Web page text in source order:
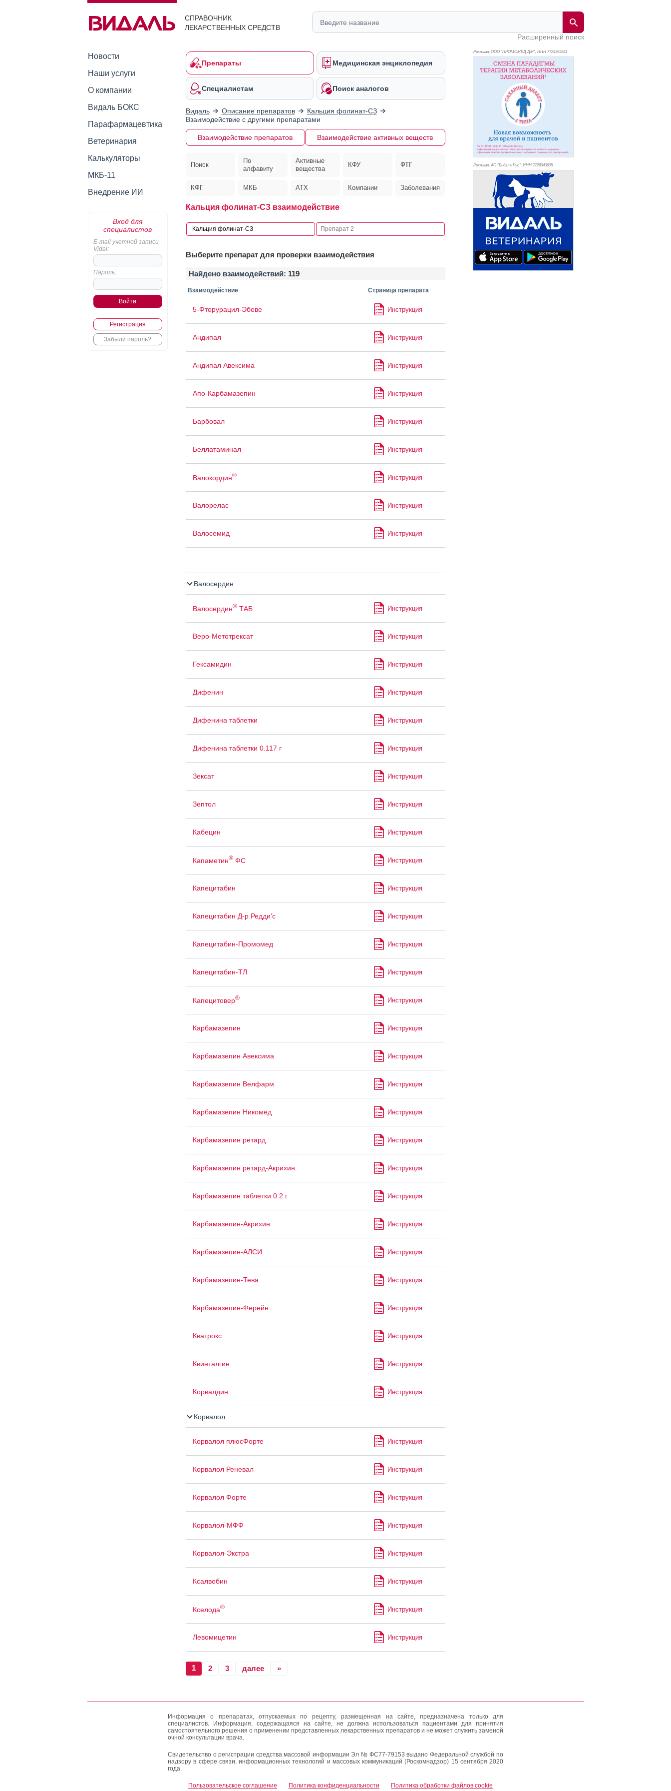
СПРАВОЧНИК
ЛЕКАРСТВЕННЫХ СРЕДСТВ
Расширенный поиск
Новости
Наши услуги
О компании
Видаль БОКС
Парафармацевтика
Ветеринария
Калькуляторы
МКБ-11
Внедрение ИИ
Вход для
специалистов
E-mail учетной записи
Vidal:
Пароль:
Регистрация
Забыли пароль?
Препараты Медицинская энциклопедия
Специалистам Поиск аналогов
Видаль Описание препаратов
Кальция фолинат-СЗ
Взаимодействие с другими препаратами
Взаимодействие препаратов Взаимодействие активных веществ
Поиск
По
алфавиту
Активные
вещества
КФУ ФТГ
КФГ МКБ АТХ Компании Заболевания
Кальция фолинат-СЗ взаимодействие
Выберите препарат для проверки взаимодействия
Найдено взаимодействий: 119
Взаимодействие Страница препарата
5-Фторурацил-Эбеве Инструкция
Андипал Инструкция
Андипал Авексима Инструкция
Апо-Карбамазепин Инструкция
Барбовал Инструкция
Беллатаминал Инструкция
Валокордин® Инструкция
Валорелас Инструкция
Валосемид Инструкция
Валосердин
Валосердин®ТАБ Инструкция
Веро-Метотрексат Инструкция
Гексамидин Инструкция
Дифенин Инструкция
Дифенина таблетки Инструкция
Дифенина таблетки 0.117 г Инструкция
Зексат Инструкция
Зептол Инструкция
Кабецин Инструкция
Капаметин®ФС Инструкция
Капецитабин Инструкция
Капецитабин Д-р Редди'с Инструкция
Капецитабин-Промомед Инструкция
Капецитабин-ТЛ Инструкция
Капецитовер® Инструкция
Карбамазепин Инструкция
Карбамазепин Авексима Инструкция
Карбамазепин Велфарм Инструкция
Карбамазепин Никомед Инструкция
Карбамазепин ретард Инструкция
Карбамазепин ретард-Акрихин Инструкция
Карбамазепин таблетки 0.2 г Инструкция
Карбамазепин-Акрихин Инструкция
Карбамазепин-АЛСИ Инструкция
Карбамазепин-Тева Инструкция
Карбамазепин-Ферейн Инструкция
Кватрокс Инструкция
Квинталгин Инструкция
Корвалдин Инструкция
Корвалол
Корвалол плюсФорте Инструкция
Корвалол Реневал Инструкция
Корвалол Форте Инструкция
Корвалол-МФФ Инструкция
Корвалол-Экстра Инструкция
Ксалвобин Инструкция
Кселода® Инструкция
Левомицетин Инструкция
1 2 3 далее »
Реклама. ООО "ПРОМОМЕД ДМ", ИНН 7724365841
Реклама. АО "Видаль Рус", ИНН 7728043605
Информация о препаратах, отпускаемых по рецепту, размещенная на сайте, предназначена только для
специалистов. Информация, содержащаяся на сайте, не должна использоваться пациентами для принятия
самостоятельного решения о применении представленных лекарственных препаратов и не может служить заменой
очной консультации врача.
Свидетельство о регистрации средства массовой информации Эл № ФС77-79153 выдано Федеральной службой по
надзору в сфере связи, информационных технологий и массовых коммуникаций (Роскомнадзор) 15 сентября 2020
года.
Пользовательское соглашение Политика конфиденциальности Политика обработки файлов cookie